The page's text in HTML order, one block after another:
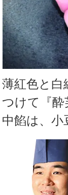
薄紅色と白
つけて『酔
中餡は、小